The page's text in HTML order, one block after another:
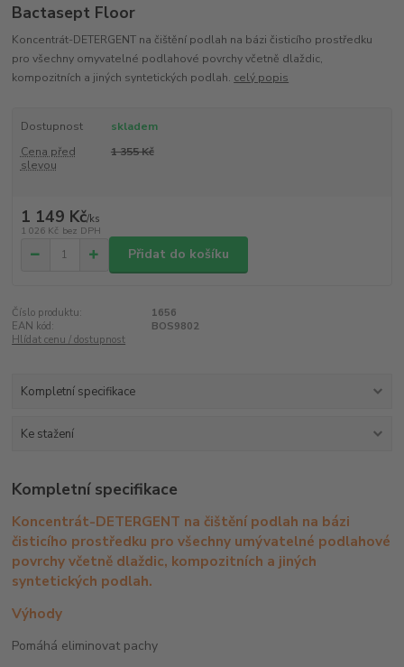
Bactasept Floor
Koncentrát-DETERGENT na čištění podlah na bázi čisticího prostředku
pro všechny omyvatelné podlahové povrchy včetně dlaždic,
kompozitních a jiných syntetických podlah. celý popis
Dostupnost
skladem
Cena před
slevou
1 355 Kč
1 149 Kč/ks
1 026 Kč bez DPH
Přidat do košíku
Číslo produktu:
1656
EAN kód:
BOS9802
Hlídat cenu / dostupnost
Kompletní specifikace
Ke stažení
Kompletní specifikace
Koncentrát-DETERGENT na čištění podlah na bázi
čisticího prostředku pro všechny umývatelné podlahové
povrchy včetně dlaždic, kompozitních a jiných
syntetických podlah.
Výhody
Pomáhá eliminovat pachy